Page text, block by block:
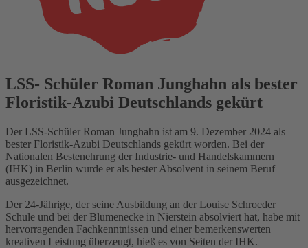
LSS- Schüler Roman Junghahn als bester
Floristik-Azubi Deutschlands gekürt
Der LSS-Schüler Roman Junghahn ist am 9. Dezember 2024 als
bester Floristik-Azubi Deutschlands gekürt worden. Bei der
Nationalen Bestenehrung der Industrie- und Handelskammern
(IHK) in Berlin wurde er als bester Absolvent in seinem Beruf
ausgezeichnet.
Der 24-Jährige, der seine Ausbildung an der Louise Schroeder
Schule und bei der Blumenecke in Nierstein absolviert hat, habe mit
hervorragenden Fachkenntnissen und einer bemerkenswerten
kreativen Leistung überzeugt, hieß es von Seiten der IHK.